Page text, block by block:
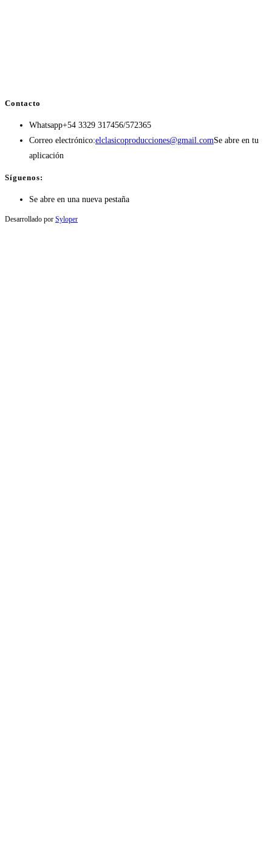
Contacto
Whatsapp+54 3329 317456/572365
Correo electrónico:elclasicoproducciones@gmail.comSe abre en tu
aplicación
Síguenos:
Se abre en una nueva pestaña
Desarrollado por Syloper